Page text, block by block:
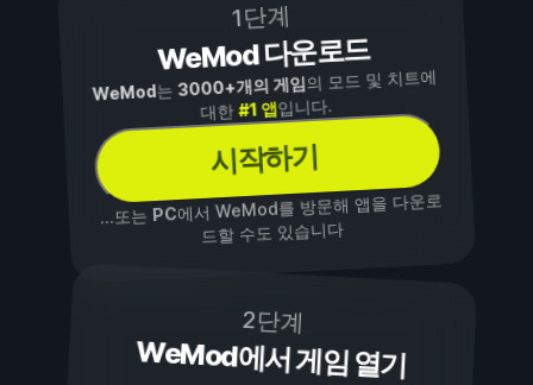
1단계
WeMod 다운로드
WeMod는3000+개의 게임의 모드 및 치트에
대한#1 앱입니다.
시작하기
...또는PC에서 WeMod를 방문해 앱을 다운로
드할 수도 있습니다
2단계
WeMod에서 게임 열기